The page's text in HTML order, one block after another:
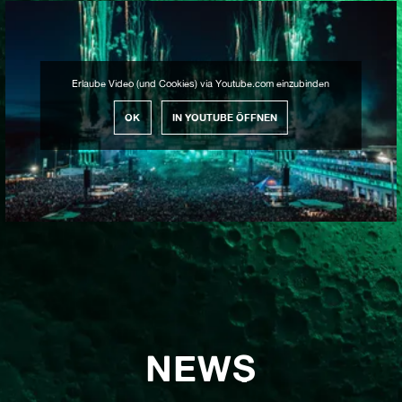
Erlaube Video (und Cookies) via Youtube.com einzubinden
OK IN YOUTUBE ÖFFNEN
NEWS